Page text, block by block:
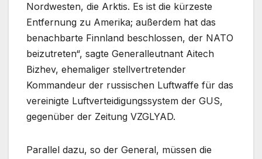
Nordwesten, die Arktis. Es ist die kürzeste
Entfernung zu Amerika; außerdem hat das
benachbarte Finnland beschlossen, der NATO
beizutreten“, sagte Generalleutnant Aitech
Bizhev, ehemaliger stellvertretender
Kommandeur der russischen Luftwaffe für das
vereinigte Luftverteidigungssystem der GUS,
gegenüber der Zeitung VZGLYAD.
Parallel dazu, so der General, müssen die